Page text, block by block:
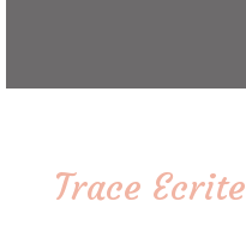
Trace Ecrite